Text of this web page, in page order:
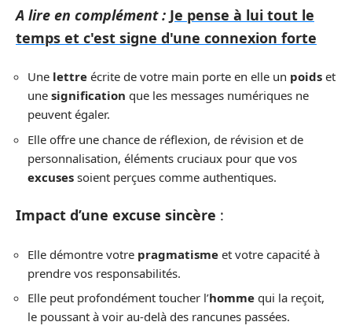
A lire en complément : Je pense à lui tout le
temps et c'est signe d'une connexion forte
Une lettre écrite de votre main porte en elle un poids et
une signification que les messages numériques ne
peuvent égaler.
Elle offre une chance de réflexion, de révision et de
personnalisation, éléments cruciaux pour que vos
excuses soient perçues comme authentiques.
Impact d’une excuse sincère :
Elle démontre votre pragmatisme et votre capacité à
prendre vos responsabilités.
Elle peut profondément toucher l’homme qui la reçoit,
le poussant à voir au-delà des rancunes passées.